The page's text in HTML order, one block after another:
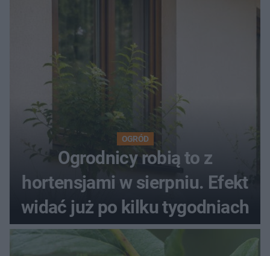
OGRÓD
Ogrodnicy robią to z
hortensjami w sierpniu. Efekt
widać już po kilku tygodniach